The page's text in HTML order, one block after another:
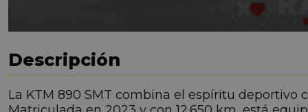
Descripción
La KTM 890 SMT combina el espíritu deportivo